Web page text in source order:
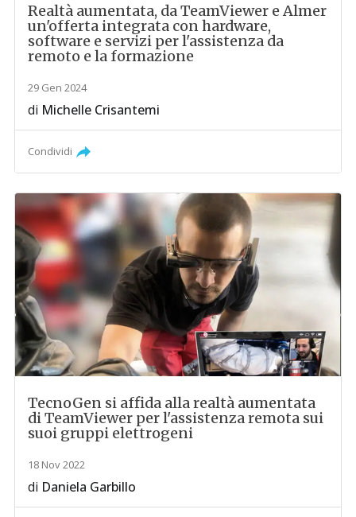
Realtà aumentata, da TeamViewer e Almer
un'offerta integrata con hardware,
software e servizi per l'assistenza da
remoto e la formazione
29 Gen 2024
di Michelle Crisantemi
Condividi
TecnoGen si affida alla realtà aumentata
di TeamViewer per l'assistenza remota sui
suoi gruppi elettrogeni
18 Nov 2022
di Daniela Garbillo